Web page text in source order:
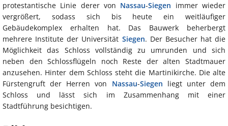
protestantische Linie derer von Nassau-Siegen immer wieder
vergrößert, sodass sich bis heute ein weitläufiger
Gebäudekomplex erhalten hat. Das Bauwerk beherbergt
mehrere Institute der Universität Siegen. Der Besucher hat die
Möglichkeit das Schloss vollständig zu umrunden und sich
neben den Schlossflügeln noch Reste der alten Stadtmauer
anzusehen. Hinter dem Schloss steht die Martinikirche. Die alte
Fürstengruft der Herren von Nassau-Siegen liegt unter dem
Schloss und lässt sich im Zusammenhang mit einer
Stadtführung besichtigen.